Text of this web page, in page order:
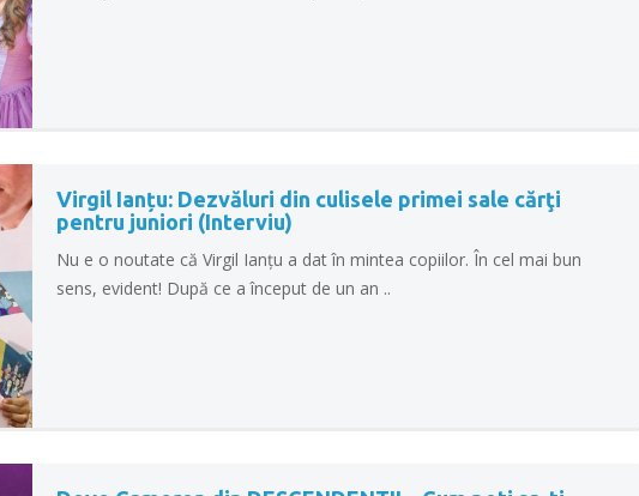
Virgil Ianțu: Dezvăluri din culisele primei sale cărţi
pentru juniori (Interviu)
Nu e o noutate că Virgil Ianțu a dat în mintea copiilor. În cel mai bun
sens, evident! După ce a început de un an ..